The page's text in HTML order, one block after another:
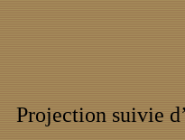
Projection suivie